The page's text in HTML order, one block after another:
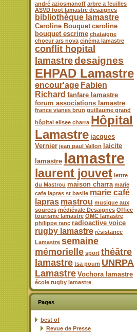
andré aziosmanoff arbre a feuilles
ASVD foot lamastre desaignes
bibliothèque lamastre
Caroline Bouquet caroline
bouquet escrime chataigne
choeur ars nova cinéma lamastre
conflit hopital
lamastredesaignes
EHPAD Lamastre
encour'age Fabien
Richard fanfare lamastre
forum associations lamastre
france vianes brun guillaume grand
hôpital elisee charra Hôpital
Lamastre jacques
Vernier jean paul Vallon
laicite
lamastre lamastre
laurent jouvet lettre
du Mastrou maison charra marie
cafe lapras st basile marie café
lapras mastrou musique aux
sources médiévale Desaignes Office
tourisme lamastre OMC lamastre
philippe ranc radioactive voice
rugby lamastre résistance
Lamastre semaine
mémorielle sport théâtre
lamastre tsa poum UNRPA
Lamastre Vochora lamastre
école rugby lamastre
Pages
best of
Revue de Presse